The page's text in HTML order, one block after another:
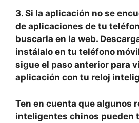
3. Si la aplicación no se
de aplicaciones de tu
buscarla en la web.
instálalo en tu teléfono
sigue el paso anterior para
aplicación con tu reloj
Ten en cuenta que algunos
inteligentes chinos pueden